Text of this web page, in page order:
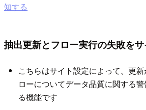
知する
抽出更新とフロー実行の失敗を
こちらはサイト設定によって、更
ローについてデータ品質に関する
る機能です